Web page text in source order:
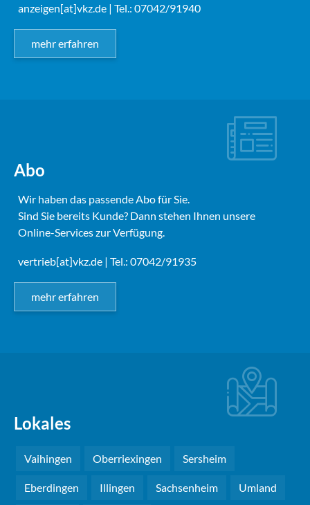
anzeigen[at]vkz.de | Tel.: 07042/91940
mehr erfahren
Abo
Wir haben das passende Abo für Sie.
Sind Sie bereits Kunde? Dann stehen Ihnen unsere
Online-Services zur Verfügung.
vertrieb[at]vkz.de | Tel.: 07042/91935
mehr erfahren
Lokales
Vaihingen Oberriexingen Sersheim
Eberdingen Illingen Sachsenheim Umland